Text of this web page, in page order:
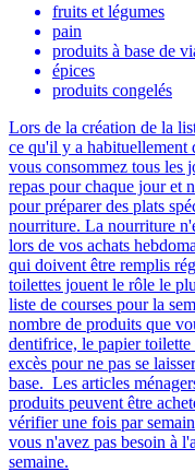
fruits et légumes
pain
produits à base de
épices
produits congelés
Lors de la création de la
ce qu'il y a habituellement
vous consommez tous les
repas pour chaque jour et
pour préparer des plats
nourriture. La nourriture
lors de vos achats
qui doivent être remplis
toilettes jouent le rôle le
liste de courses pour la
nombre de produits que
dentifrice, le papier toilette
excès pour ne pas se
base. Les articles
produits peuvent être
vérifier une fois par
vous n'avez pas besoin à
semaine.